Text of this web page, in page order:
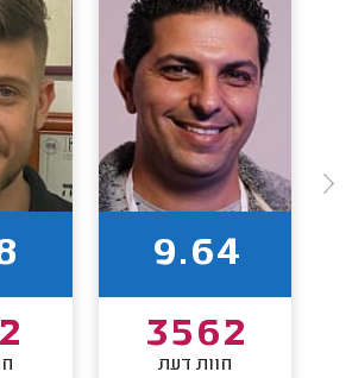
9.64
3562
חוות דעת